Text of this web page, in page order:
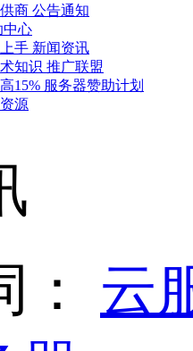
商 公告通知
中心
手 新闻资讯
知识 推广联盟
15% 服务器赞助计划
源
： 云